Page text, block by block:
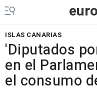
ISLAS CANARIAS
'Diputados
en el
el consumo